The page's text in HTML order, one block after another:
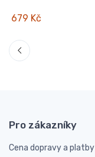
679 Kč
Pro zákazníky
Cena dopravy a platby